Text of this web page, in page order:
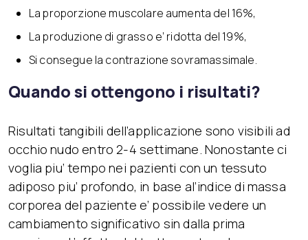
La proporzione muscolare aumenta del 16%,
La produzione di grasso e’ ridotta del 19%,
Si consegue la contrazione sovramassimale.
Quando si ottengono i risultati?
Risultati tangibili dell’applicazione sono visibili ad
occhio nudo entro 2-4 settimane. Nonostante ci
voglia piu’ tempo nei pazienti con un tessuto
adiposo piu’ profondo, in base al’indice di massa
corporea del paziente e’ possibile vedere un
cambiamento significativo sin dalla prima